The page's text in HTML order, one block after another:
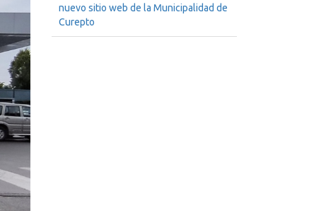
nuevo sitio web de la Municipalidad de
Curepto